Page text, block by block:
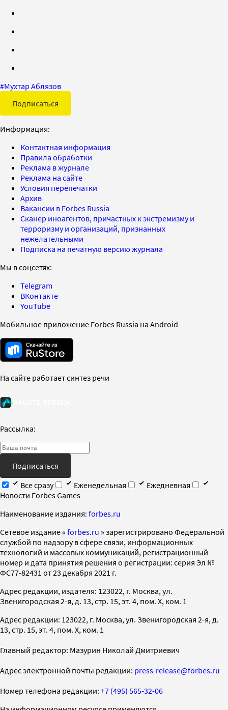
#Мухтар Аблязов
Подписаться
Информация:
Контактная информация
Правила обработки
Реклама в журнале
Реклама на сайте
Условия перепечатки
Архив
Вакансии в Forbes Russia
Сканер иноагентов, причастных к экстремизму и
терроризму и организаций, признанных
нежелательными
Подписка на печатную версию журнала
Мы в соцсетях:
Telegram
ВКонтакте
YouTube
Мобильное приложение Forbes Russia на Android
На сайте работает синтез речи
Рассылка:
Подписаться
Все сразу
Еженедельная
Ежедневная
Новости Forbes Games
Наименование издания: forbes.ru
Cетевое издание « forbes.ru » зарегистрировано Федеральной
службой по надзору в сфере связи, информационных
технологий и массовых коммуникаций, регистрационный
номер и дата принятия решения о регистрации: серия Эл №
ФС77-82431 от 23 декабря 2021 г.
Адрес редакции, издателя: 123022, г. Москва, ул.
Звенигородская 2-я, д. 13, стр. 15, эт. 4, пом. X, ком. 1
Адрес редакции: 123022, г. Москва, ул. Звенигородская 2-я, д.
13, стр. 15, эт. 4, пом. X, ком. 1
Главный редактор: Мазурин Николай Дмитриевич
Адрес электронной почты редакции: press-release@forbes.ru
Номер телефона редакции: +7 (495) 565-32-06